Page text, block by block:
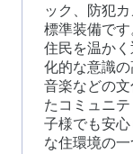
ック、防犯
標準装備で
住民を温か
化的な意識の
音楽などの
たコミュニ
子様でも安
な住環境の一